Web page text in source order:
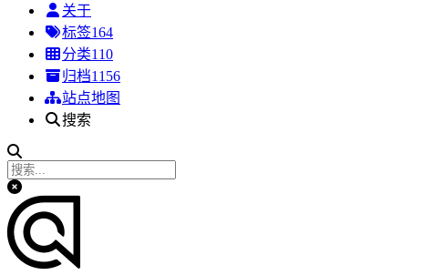
关于
标签164
分类110
归档1156
站点地图
搜索